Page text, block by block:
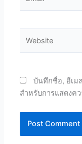
บันทึกชื่อ, อีเม
สำหรับการแสดงค